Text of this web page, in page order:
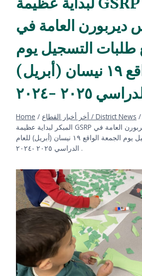
ديربورن العامة في
طلبات التسجيل يوم
الجمعة الواقع ١٩ نيسان (أبريل)
Home / أخر أخبار القطاع / District News /
المبكر لبداية عظيمة GSRP الخاص بمدارس ديربورن العامة في
توزيع طلبات التسجيل يوم الجمعة الواقع ١٩ نيسان (أبريل) للعام
الدراسي ٢٠٢٥ -٢٠٢٤ .